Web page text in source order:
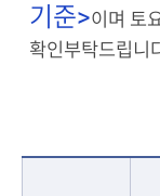
기준>이며 토
확인부탁드립니